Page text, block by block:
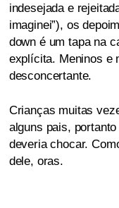
indesejada e
imaginei”), os
down é um tapa na
explícita. Meninos e
desconcertante.
Crianças muitas
alguns pais,
deveria chocar.
dele, oras.